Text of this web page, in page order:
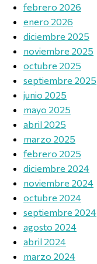
febrero 2026
enero 2026
diciembre 2025
noviembre 2025
octubre 2025
septiembre 2025
junio 2025
mayo 2025
abril 2025
marzo 2025
febrero 2025
diciembre 2024
noviembre 2024
octubre 2024
septiembre 2024
agosto 2024
abril 2024
marzo 2024